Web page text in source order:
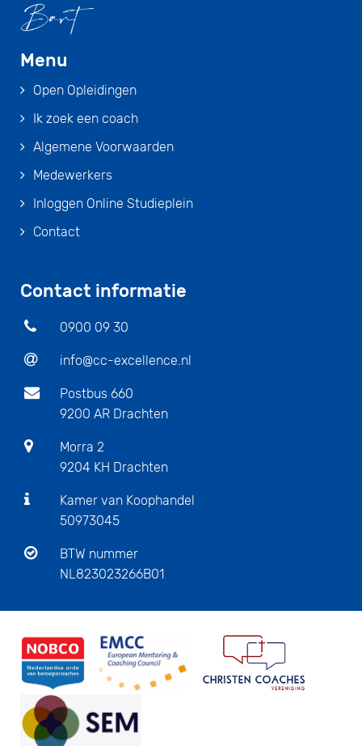
Menu
Open Opleidingen
Ik zoek een coach
Algemene Voorwaarden
Medewerkers
Inloggen Online Studieplein
Contact
Contact informatie
0900 09 30
info@cc-excellence.nl
Postbus 660
9200 AR Drachten
Morra 2
9204 KH Drachten
Kamer van Koophandel
50973045
BTW nummer
NL823023266B01